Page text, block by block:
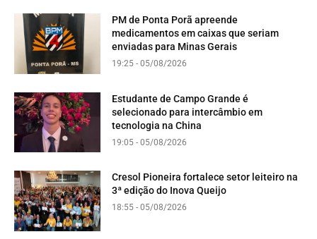
PM de Ponta Porã apreende
medicamentos em caixas que seriam
enviadas para Minas Gerais
19:25 - 05/08/2026
Estudante de Campo Grande é
selecionado para intercâmbio em
tecnologia na China
19:05 - 05/08/2026
Cresol Pioneira fortalece setor leiteiro na
3ª edição do Inova Queijo
18:55 - 05/08/2026